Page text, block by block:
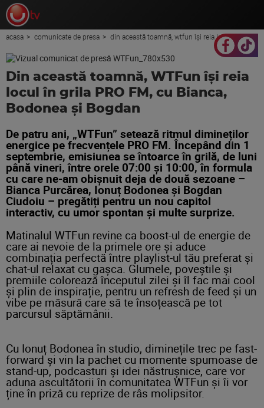
acasa comunicate de presa din această toamnă, wtfun își reia locul în grila pro fm, cu bianca, bodonea și bogdan
Din această toamnă, WTFun își reia
locul în grila PRO FM, cu Bianca,
Bodonea și Bogdan
De patru ani, „WTFun” setează ritmul dimineților
energice pe frecvențele PRO FM. Începând din 1
septembrie, emisiunea se întoarce în grilă, de luni
până vineri, între orele 07:00 și 10:00, în formula
cu care ne-am obișnuit deja de două sezoane –
Bianca Purcărea, Ionuț Bodonea și Bogdan
Ciudoiu – pregătiți pentru un nou capitol
interactiv, cu umor spontan și multe surprize.
Matinalul WTFun revine ca boost-ul de energie de
care ai nevoie de la primele ore și aduce
combinația perfectă între playlist-ul tău preferat și
chat-ul relaxat cu gașca. Glumele, poveștile și
premiile colorează începutul zilei și îl fac mai cool
și plin de inspirație, pentru un refresh de feed și un
vibe pe măsură care să te însoțească pe tot
parcursul săptămânii.
Cu Ionuț Bodonea în studio, diminețile trec pe fast-
forward și vin la pachet cu momente spumoase de
stand-up, podcasturi și idei năstrușnice, care vor
aduna ascultătorii în comunitatea WTFun și îi vor
ține în priză cu reprize de râs molipsitor.